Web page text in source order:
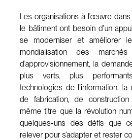
Les organisations à l’œuvre
le bâtiment ont besoin d’un
se moderniser et améliorer
mondialisation des
d’approvisionnement, la
plus verts, plus
technologies de l’information,
de fabrication, de
même titre que la révolution
quelques-uns des défis que
relever pour s’adapter et rester